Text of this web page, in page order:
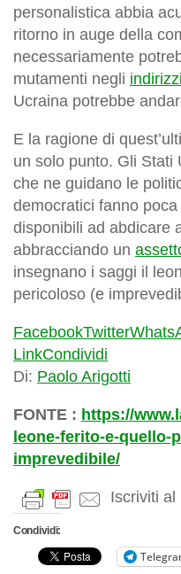
personalistica abbia
ritorno in auge della
necessariamente
mutamenti negli
Ucraina potrebbe
E la ragione di
un solo punto. Gli Stati
che ne guidano le
democratici fanno
disponibili ad abdicare
abbracciando un
insegnano i saggi il
pericoloso (e
FacebookTwitter
LinkCondividi
Di: Paolo Arigotti
FONTE : https://
leone-ferito-e-quello-
imprevedibile/
Iscriviti al
Condividi: